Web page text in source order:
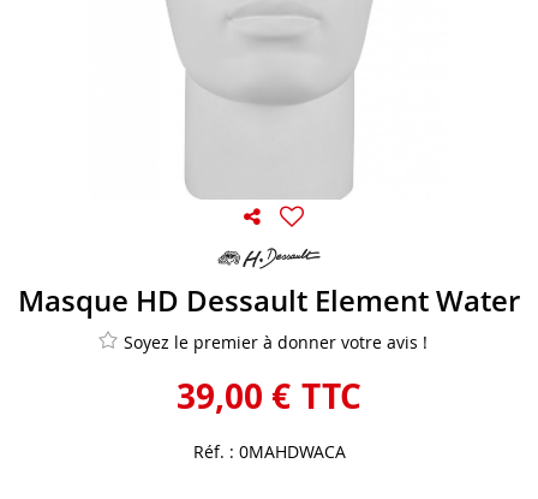
Masque HD Dessault Element Water
Soyez le premier à donner votre avis !
39,00 € TTC
Réf. : 0MAHDWACA